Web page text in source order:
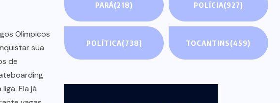
Olímpicos
sua
de
Ela já
PARÁ(218) POLÍCIA(927)
POLÍTICA(738) TOCANTINS(459)